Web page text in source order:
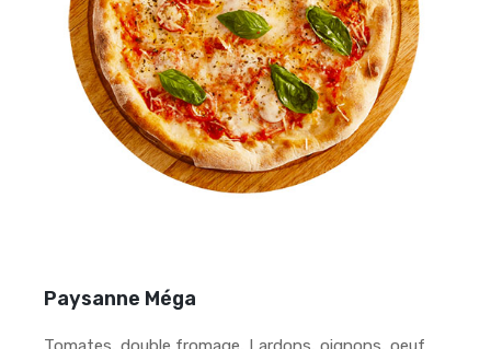
Paysanne Méga